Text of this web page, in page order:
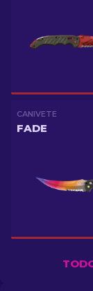
CANIVETE
FADE